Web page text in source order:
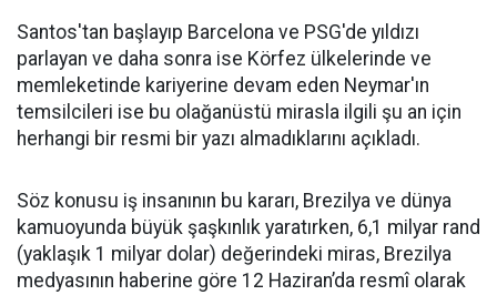
Santos'tan başlayıp Barcelona ve PSG'de yıldızı
parlayan ve daha sonra ise Körfez ülkelerinde ve
memleketinde kariyerine devam eden Neymar'ın
temsilcileri ise bu olağanüstü mirasla ilgili şu an için
herhangi bir resmi bir yazı almadıklarını açıkladı.
Söz konusu iş insanının bu kararı, Brezilya ve dünya
kamuoyunda büyük şaşkınlık yaratırken, 6,1 milyar rand
(yaklaşık 1 milyar dolar) değerindeki miras, Brezilya
medyasının haberine göre 12 Haziran’da resmî olarak